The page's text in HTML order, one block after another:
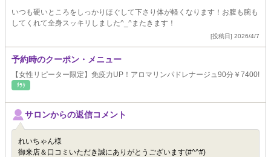
いつも硬いところをしっかりほぐして下さり体が軽くなります！お腹も腕も
してくれて全身スッキリしました^_^またきます！
[投稿日] 2026/4/7
予約時のクーポン・メニュー
【女性リピーター限定】免疫力UP！アロマリンパドレナージュ90分￥7400!
ﾘﾗｸ
サロンからの返信コメント
れいちゃん様
御来店＆口コミいただき誠にありがとうございます(#^^#)